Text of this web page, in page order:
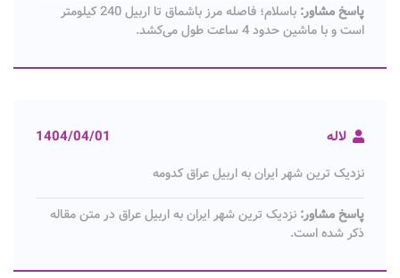
پاسخ مشاور:
باسلام؛ فاصله مرز باشماق تا اربیل 240 کیلومتر
است و با ماشین حدود 4 ساعت طول می‌کشد.
لاله 1404/04/01
نزدیک ترین شهر ایران به اربیل عراق کدومه
پاسخ مشاور: نزدیک ترین شهر ایران به اربیل عراق در متن مقاله
ذکر شده است.